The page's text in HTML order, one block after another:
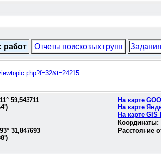
работ Отчеты поисковых групп
° 59,543711
)
На карте
На карте
На карте GIS
Координаты:
° 31,847693
)
Расстояние